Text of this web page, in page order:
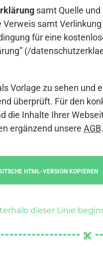
samt Quelle
samt
für eine
(/
Vorlage zu sehen
überprüft. Für den
die Inhalte Ihrer
ergänzend unsere AGB.
HTML-VERSION KOPIEREN
dieser Linie